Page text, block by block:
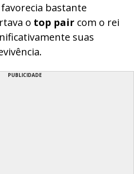
bastante
o top pair com o rei
suas
PUBLICIDADE